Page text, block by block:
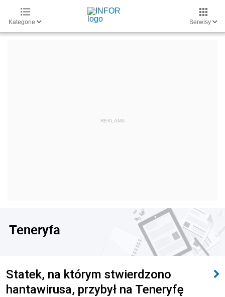
Kategorie Serwisy
Teneryfa
Statek, na którym stwierdzono
hantawirusa, przybył na Teneryfę